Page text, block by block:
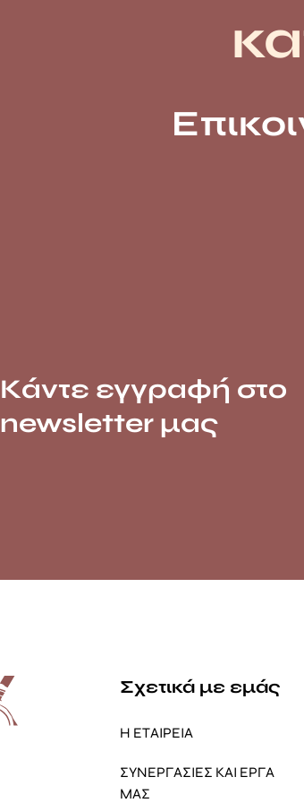
Κάντε εγγραφή στο
newsletter μας
Σχετικά με εμάς
Η ΕΤΑΙΡΕΙΑ
ΣΥΝΕΡΓΑΣΙΕΣ ΚΑΙ ΕΡΓΑ
ΜΑΣ